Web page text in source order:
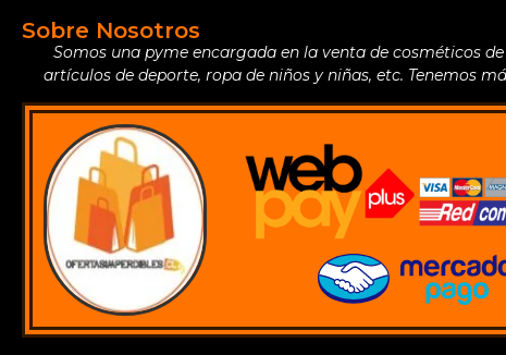
Sobre Nosotros
Somos una pyme encargada en la venta de cosméticos
artículos de deporte, ropa de niños y niñas, etc. Tenemos